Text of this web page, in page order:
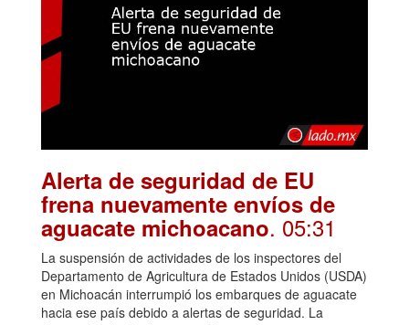
Alerta de seguridad de EU
frena nuevamente envíos de
aguacate michoacano. 05:31
La suspensión de actividades de los inspectores del
Departamento de Agricultura de Estados Unidos (USDA)
en Michoacán interrumpió los embarques de aguacate
hacia ese país debido a alertas de seguridad. La